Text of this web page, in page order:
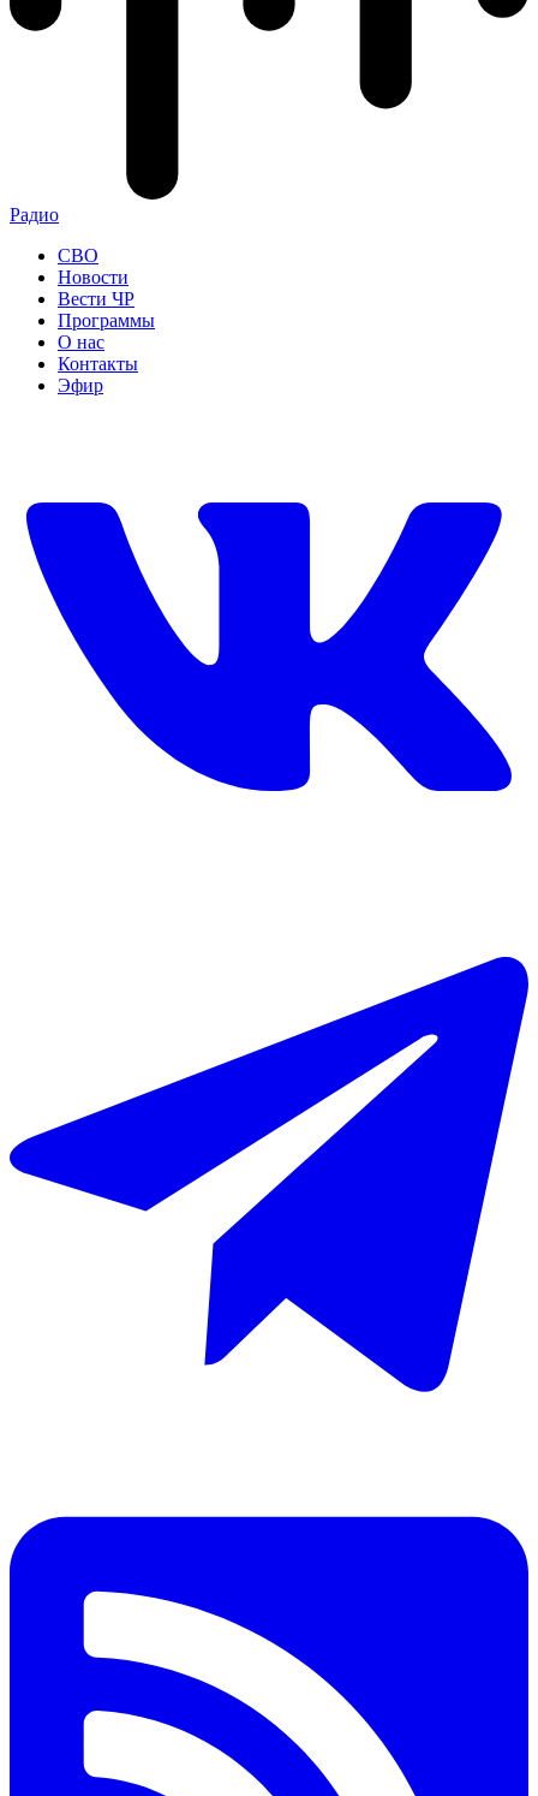
Радио
СВО
Новости
Вести ЧР
Программы
О нас
Контакты
Эфир